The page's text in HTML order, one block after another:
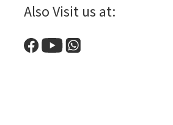
Also Visit us at: